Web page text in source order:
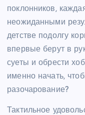
поклонников,
неожиданными
детстве подолгу
впервые берут в
суеты и обрести
именно начать,
разочарование?
Тактильное